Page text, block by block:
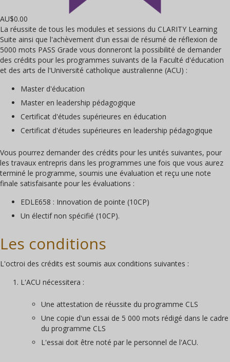
AU$0.00
La réussite de tous les modules et sessions du CLARITY Learning
Suite ainsi que l'achèvement d'un essai de résumé de réflexion de
5000 mots PASS Grade vous donneront la possibilité de demander
des crédits pour les programmes suivants de la Faculté d'éducation
et des arts de l'Université catholique australienne (ACU) :
Master d'éducation
Master en leadership pédagogique
Certificat d'études supérieures en éducation
Certificat d'études supérieures en leadership pédagogique
Vous pourrez demander des crédits pour les unités suivantes, pour
les travaux entrepris dans les programmes une fois que vous aurez
terminé le programme, soumis une évaluation et reçu une note
finale satisfaisante pour les évaluations :
EDLE658 : Innovation de pointe (10CP)
Un électif non spécifié (10CP).
Les conditions
L'octroi des crédits est soumis aux conditions suivantes :
L'ACU nécessitera :
Une attestation de réussite du programme CLS
Une copie d'un essai de 5 000 mots rédigé dans le cadre
du programme CLS
L'essai doit être noté par le personnel de l'ACU.